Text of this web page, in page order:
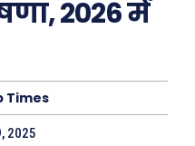
2026 में
Times
2025